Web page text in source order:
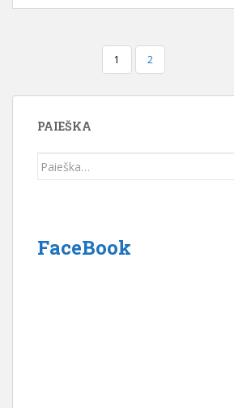
PUSLAPIAVIMAS
1 2
PAIEŠKA
Ieškoti:
FaceBook